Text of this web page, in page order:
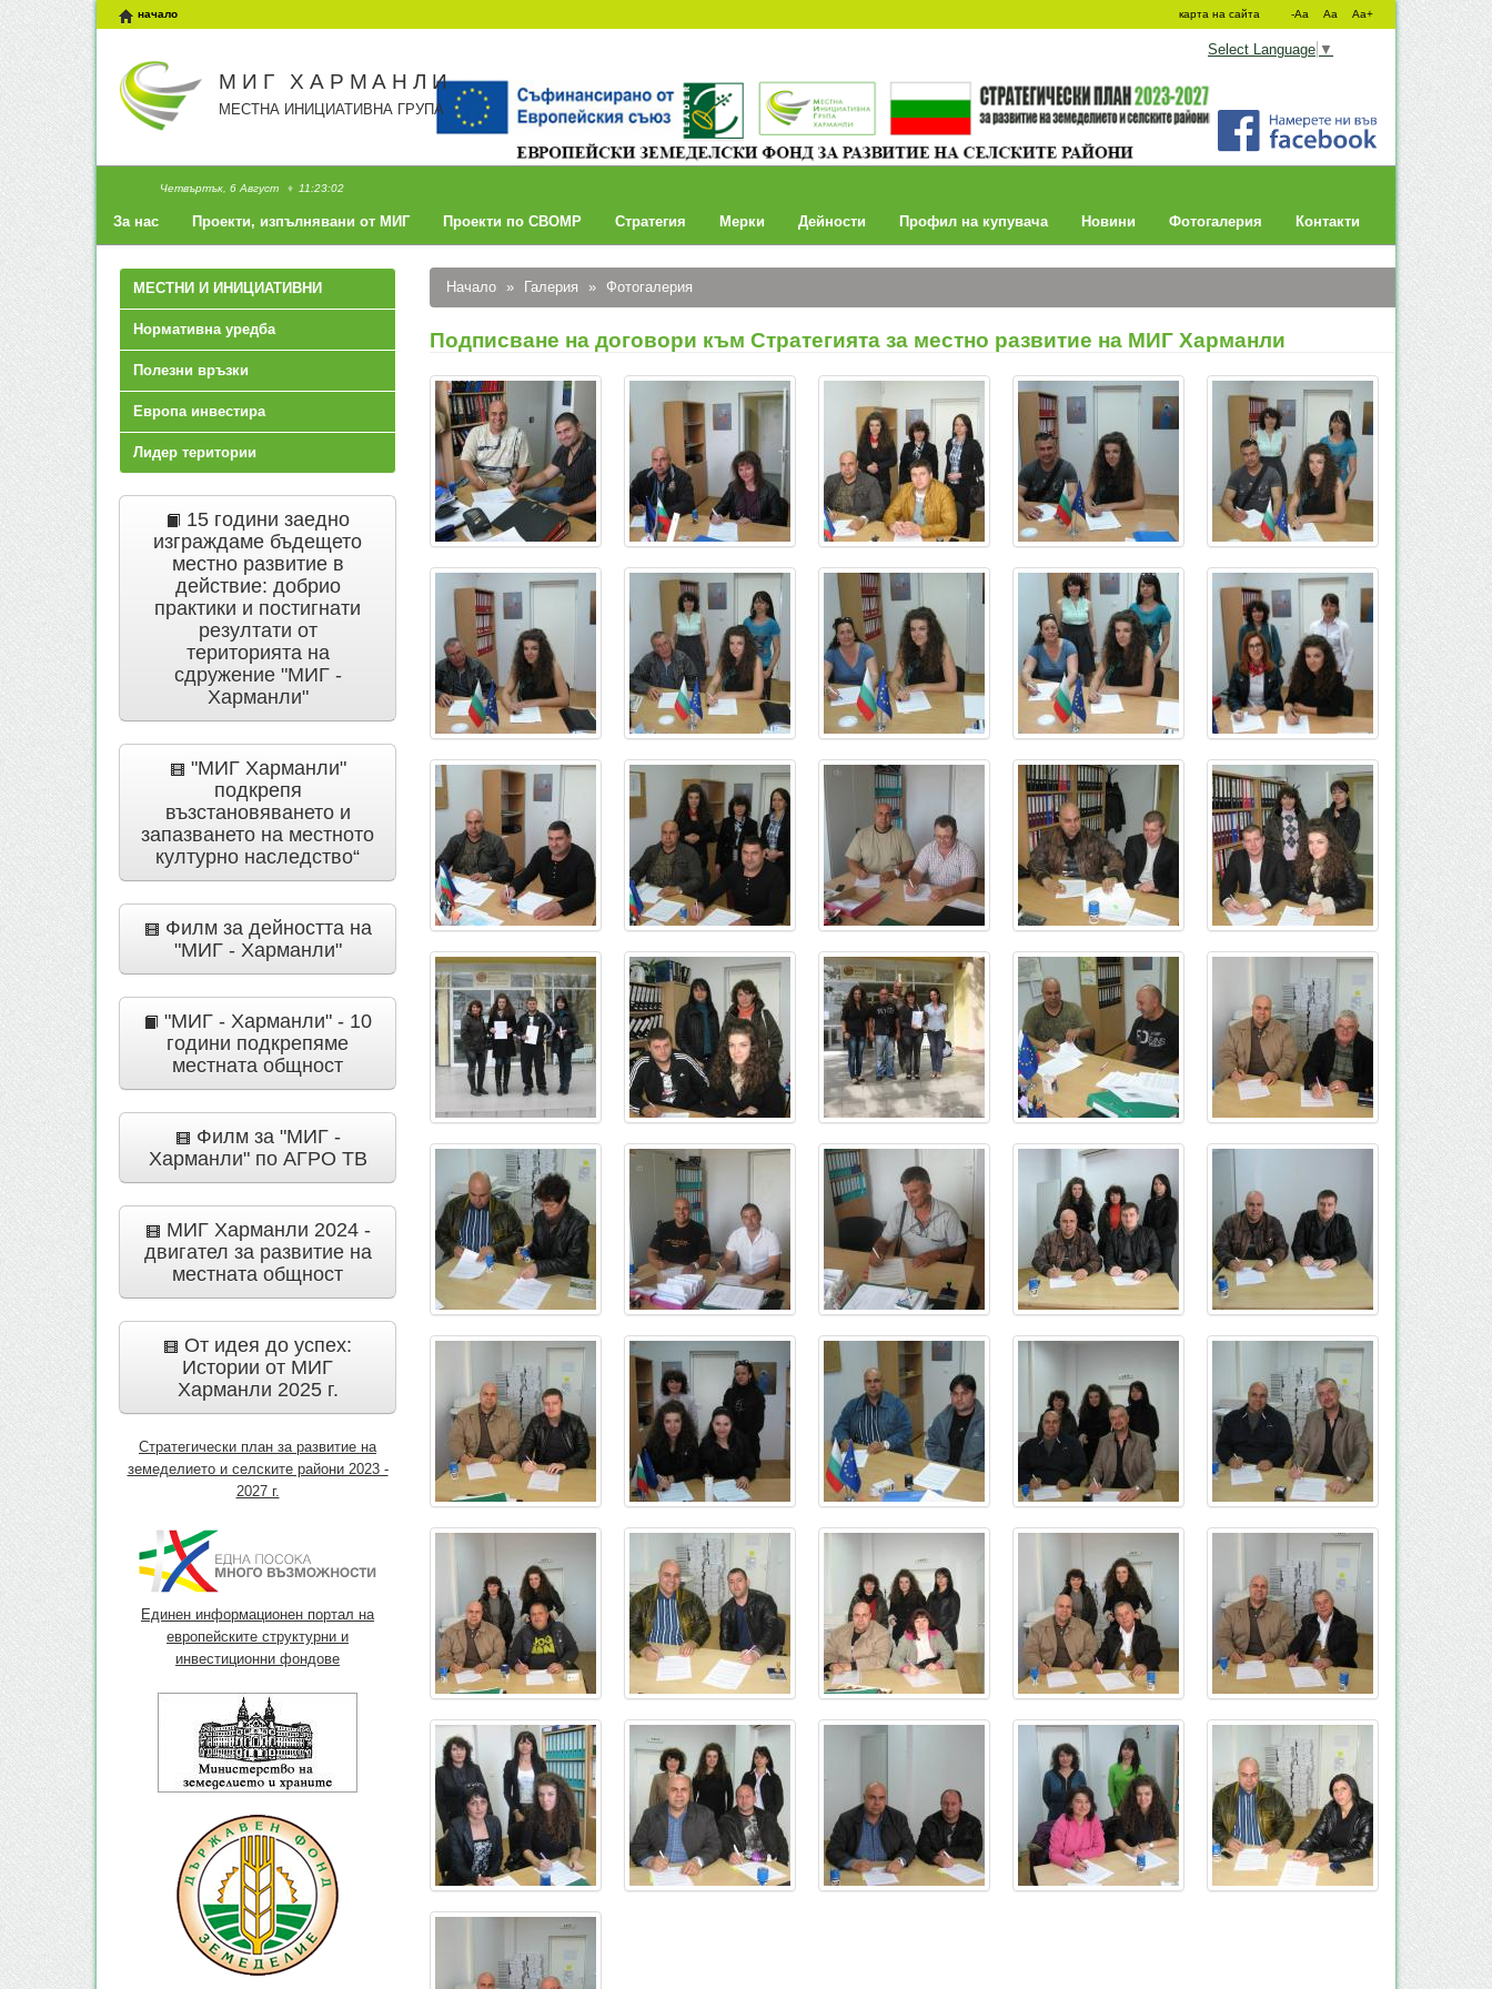
Select Language ▼
МИГ ХАРМАНЛИ
МЕСТНА ИНИЦИАТИВНА ГРУПА
карта на сайта -Aa Aa Aa+
начало
Четвъртък, 6 Август ♦ 11:23:03
За нас Проекти, изпълнявани от МИГ Проекти по СВОМР Стратегия Мерки Дейности Профил на купувача Новини Фотогалерия Контакти
МЕСТНИ И ИНИЦИАТИВНИ
Нормативна уредба
Полезни връзки
Европа инвестира
Лидер територии
15 години заедно
изграждаме бъдещето
местно развитие в
действие: добрио
практики и постигнати
резултати от
територията на
сдружение "МИГ -
Харманли"
"МИГ Харманли"
подкрепя
възстановяването и
запазването на местното
културно наследство“
Филм за дейността на
"МИГ - Харманли"
"МИГ - Харманли" - 10
години подкрепяме
местната общност
Филм за "МИГ -
Харманли" по АГРО ТВ
МИГ Харманли 2024 -
двигател за развитие на
местната общност
От идея до успех:
Истории от МИГ
Харманли 2025 г.
Стратегически план за развитие на
земеделието и селските райони 2023 -
2027 г.
Единен информационен портал на
европейските структурни и
инвестиционни фондове
Начало » Галерия » Фотогалерия
Подписване на договори към Стратегията за местно развитие на МИГ Харманли